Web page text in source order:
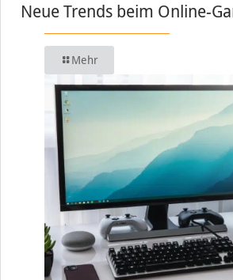
Neue Trends beim Online-
Mehr